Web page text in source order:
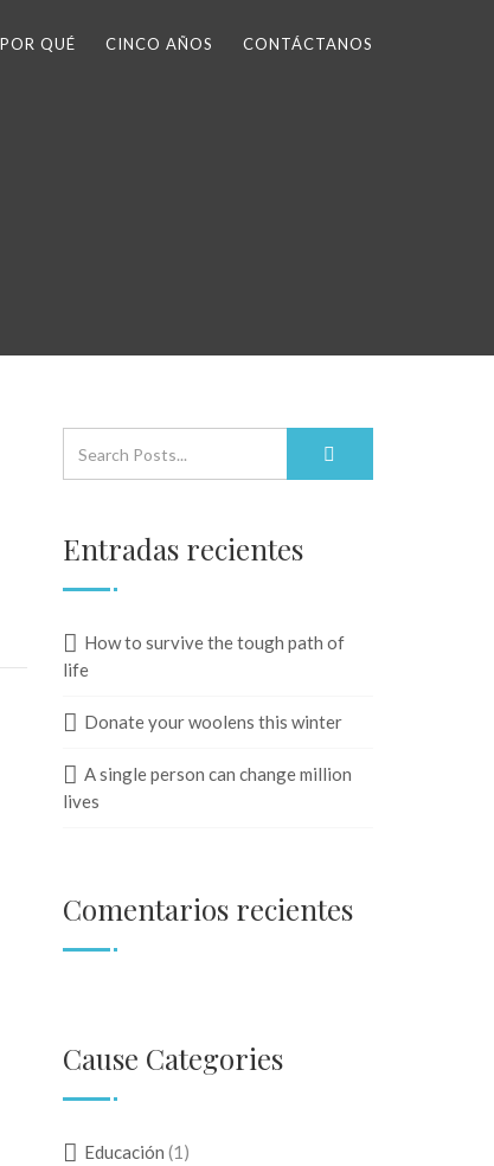
QUÉ CINCO AÑOS CONTÁCTANOS
Entradas recientes
How to survive the tough path of
life
Donate your woolens this winter
A single person can change million
lives
Comentarios recientes
Cause Categories
Educación (1)